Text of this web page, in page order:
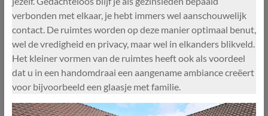
verbonden met elkaar, je hebt immers wel aanschouwelijk
contact. De ruimtes worden op deze manier optimaal benut,
wel de vredigheid en privacy, maar wel in elkanders blikveld.
Het kleiner vormen van de ruimtes heeft ook als voordeel
dat u in een handomdraai een aangename ambiance creëert
voor bijvoorbeeld een glaasje met familie.